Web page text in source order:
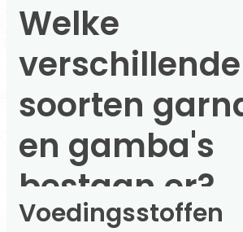
Welke
verschillende
soorten
en gamba's
bestaan er?
Voedingsstoffen